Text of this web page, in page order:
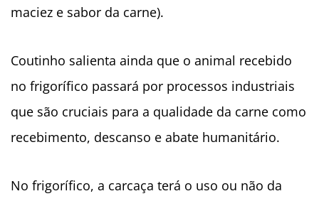
maciez e sabor da carne).
Coutinho salienta ainda que o animal recebido
no frigorífico passará por processos industriais
que são cruciais para a qualidade da carne como
recebimento, descanso e abate humanitário.
No frigorífico, a carcaça terá o uso ou não da